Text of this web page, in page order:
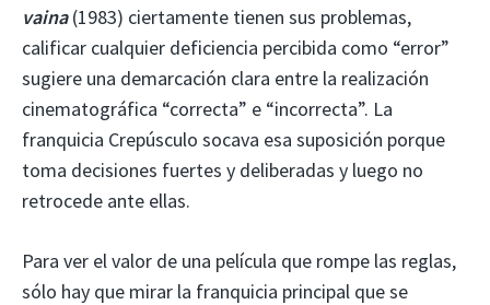
vaina(1983) ciertamente tienen sus problemas,
calificar cualquier deficiencia percibida como “error”
sugiere una demarcación clara entre la realización
cinematográfica “correcta” e “incorrecta”. La
franquicia Crepúsculo socava esa suposición porque
toma decisiones fuertes y deliberadas y luego no
retrocede ante ellas.
Para ver el valor de una película que rompe las reglas,
sólo hay que mirar la franquicia principal que se